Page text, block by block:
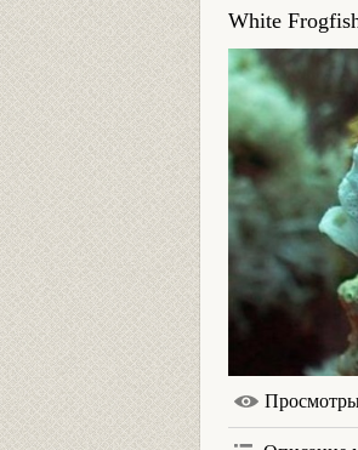
White